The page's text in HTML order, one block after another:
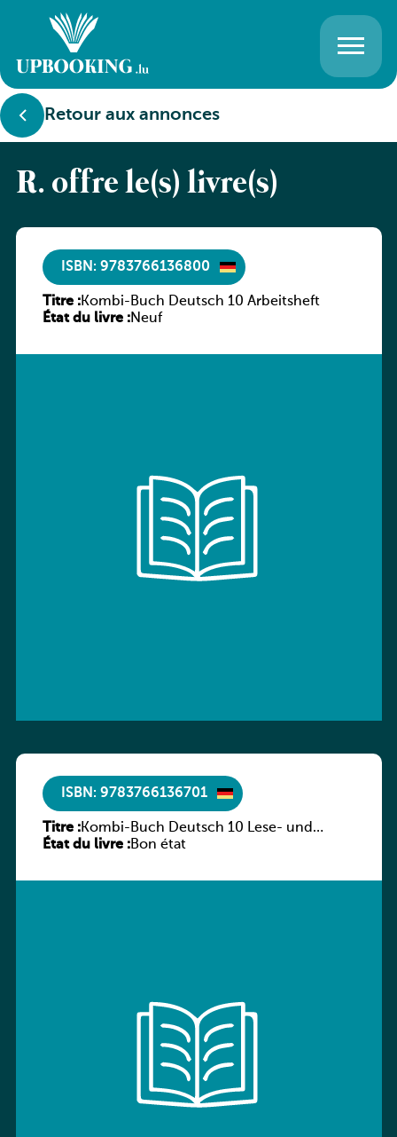
Retour aux annonces
R. offre le(s) livre(s)
ISBN: 9783766136800
Titre :Kombi-Buch Deutsch 10 Arbeitsheft
État du livre :Neuf
ISBN: 9783766136701
Titre :Kombi-Buch Deutsch 10 Lese- und
Sprachbuch
État du livre :Bon état